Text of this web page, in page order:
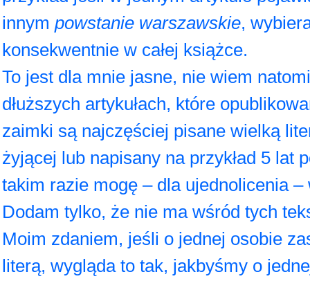
innym powstanie warszawskie,
konsekwentnie w całej książce.
To jest dla mnie jasne, nie wiem
dłuższych artykułach, które
zaimki są najczęściej pisane wielką
żyjącej lub napisany na przykład 5 lat
takim razie mogę – dla ujednolicenia
Dodam tylko, że nie ma wśród tych
Moim zdaniem, jeśli o jednej osobie
literą, wygląda to tak, jakbyśmy o